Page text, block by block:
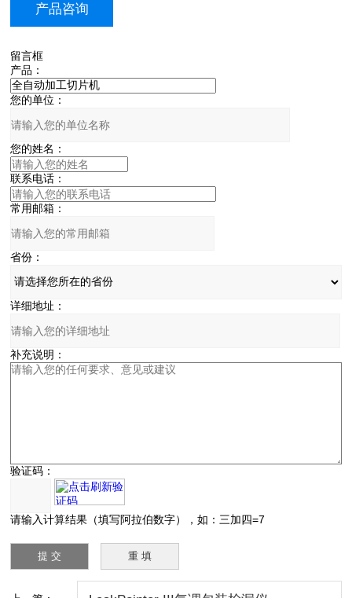
产品咨询
留言框
产品：
您的单位：
您的姓名：
联系电话：
常用邮箱：
省份：
详细地址：
补充说明：
验证码：
请输入计算结果（填写阿拉伯数字），如：三加四=7